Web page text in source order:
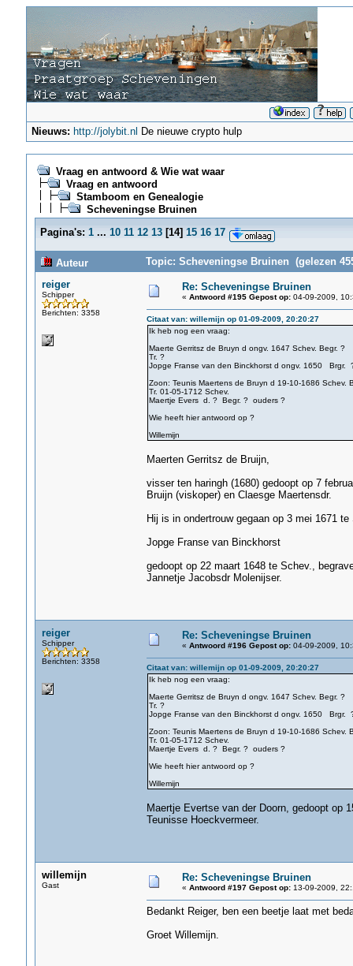
Nieuws: http://jolybit.nl De nieuwe crypto hulp
Vraag en antwoord & Wie wat waar
Vraag en antwoord
Stamboom en Genealogie
Scheveningse Bruinen
Pagina's: 1 ... 10 11 12 13[14] 15 16 17
Auteur
Topic: Scheveningse Bruinen (gelezen
reiger
Schipper
Berichten: 3358
Re: Scheveningse Bruinen
« Antwoord #195 Gepost op:04-09-2009,
Citaat van: willemijn op 01-09-2009, 20:20:27
Ik heb nog een vraag:
Maerte Gerritsz de Bruyn d ongv. 1647 Schev. Begr. ?
Tr. ?
Jopge Franse van den Binckhorst d ongv. 1650 Brgr.
Zoon: Teunis Maertens de Bruyn d 19-10-1686 Schev.
Tr. 01-05-1712 Schev.
Maertje Evers d. ? Begr. ? ouders ?
Wie heeft hier antwoord op ?
Willemijn
Maerten Gerritsz de Bruijn,
visser ten haringh (1680) gedoopt op 7
Bruijn (viskoper) en Claesge Maertensdr.
Hij is in ondertrouw gegaan op 3 mei 1671
Jopge Franse van Binckhorst
gedoopt op 22 maart 1648 te Schev.,
Jannetje Jacobsdr Molenijser.
reiger
Schipper
Berichten: 3358
Re: Scheveningse Bruinen
« Antwoord #196 Gepost op:04-09-2009,
Citaat van: willemijn op 01-09-2009, 20:20:27
Ik heb nog een vraag:
Maerte Gerritsz de Bruyn d ongv. 1647 Schev. Begr. ?
Tr. ?
Jopge Franse van den Binckhorst d ongv. 1650 Brgr.
Zoon: Teunis Maertens de Bruyn d 19-10-1686 Schev.
Tr. 01-05-1712 Schev.
Maertje Evers d. ? Begr. ? ouders ?
Wie heeft hier antwoord op ?
Willemijn
Maertje Evertse van der Doorn, gedoopt op
Teunisse Hoeckvermeer.
willemijn
Gast
Re: Scheveningse Bruinen
« Antwoord #197 Gepost op:13-09-2009,
Bedankt Reiger, ben een beetje laat met
Groet Willemijn.